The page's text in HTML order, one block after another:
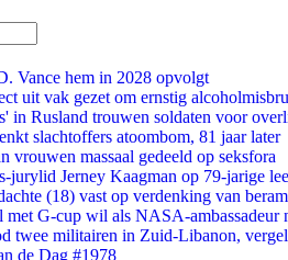
Vance hem in 2028 opvolgt
uit vak gezet om ernstig
in Rusland trouwen soldaten voor
slachtoffers atoombom, 81 jaar later
vrouwen massaal gedeeld op seksfora
jurylid Jerney Kaagman op 79-jarige
(18) vast op verdenking van
met G-cup wil als NASA-ambassadeur
twee militairen in Zuid-Libanon,
de Dag #1978